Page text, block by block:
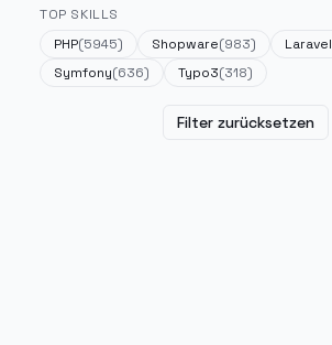
TOP SKILLS
PHP(5945) Shopware(983) Laravel
Symfony(636) Typo3(318)
Filter zurücksetzen